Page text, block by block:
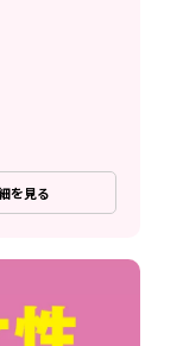
を見る